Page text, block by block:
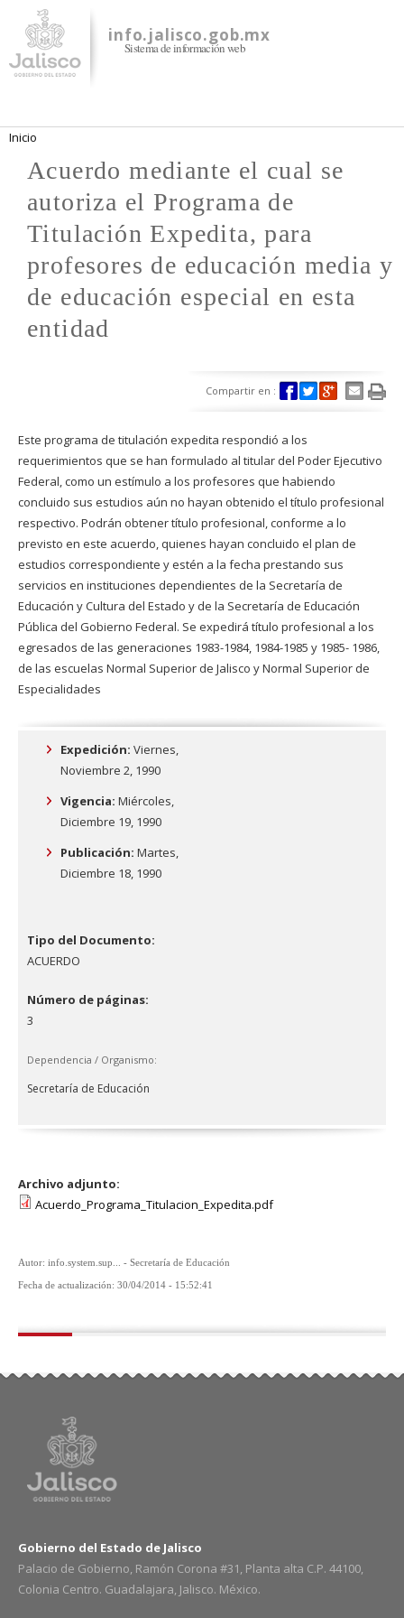
contenido
principal
info.jalisco.gob.mx
Sistema de información web
Se encuentra usted aquí
Inicio
Acuerdo mediante el cual se
autoriza el Programa de
Titulación Expedita, para
profesores de educación media y
de educación especial en esta
entidad
Compartir en :
Este programa de titulación expedita respondió a los
requerimientos que se han formulado al titular del Poder Ejecutivo
Federal, como un estímulo a los profesores que habiendo
concluido sus estudios aún no hayan obtenido el título profesional
respectivo. Podrán obtener título profesional, conforme a lo
previsto en este acuerdo, quienes hayan concluido el plan de
estudios correspondiente y estén a la fecha prestando sus
servicios en instituciones dependientes de la Secretaría de
Educación y Cultura del Estado y de la Secretaría de Educación
Pública del Gobierno Federal. Se expedirá título profesional a los
egresados de las generaciones 1983-1984, 1984-1985 y 1985- 1986,
de las escuelas Normal Superior de Jalisco y Normal Superior de
Especialidades
Expedición: Viernes,
Noviembre 2, 1990
Vigencia: Miércoles,
Diciembre 19, 1990
Publicación: Martes,
Diciembre 18, 1990
Tipo del Documento:
ACUERDO
Número de páginas:
3
Dependencia / Organismo:
Secretaría de Educación
Archivo adjunto:
Acuerdo_Programa_Titulacion_Expedita.pdf
Autor: info.system.sup... - Secretaría de Educación
Fecha de actualización: 30/04/2014 - 15:52:41
Gobierno del Estado de Jalisco
Palacio de Gobierno, Ramón Corona #31, Planta alta C.P. 44100,
Colonia Centro. Guadalajara, Jalisco. México.